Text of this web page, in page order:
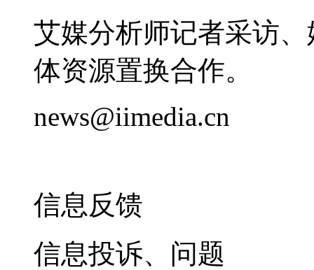
艾媒分析师记者采访
体资源置换合作。
news@iimedia.cn
信息反馈
信息投诉、问题